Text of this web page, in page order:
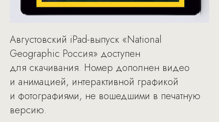
Августовский iPad-выпуск «National
Geographic Россия» доступен
для скачивания. Номер дополнен видео
и анимацией, интерактивной графикой
и фотографиями, не вошедшими в печатную
версию.